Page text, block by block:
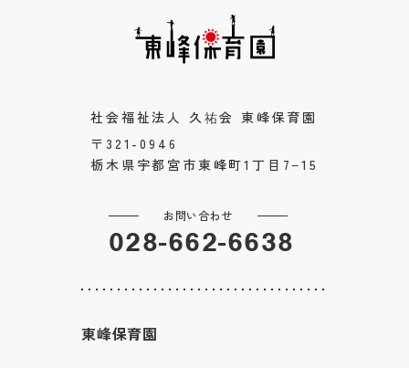
社会福祉法人 久祐会 東峰保育園
〒321-0946
栃木県宇都宮市東峰町1丁目7−15
お問い合わせ
028-662-6638
東峰保育園